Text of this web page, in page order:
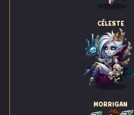
CÉLESTE
MORRIGAN